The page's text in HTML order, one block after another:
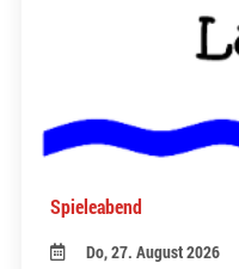
Spieleabend
Do, 27. August 2026